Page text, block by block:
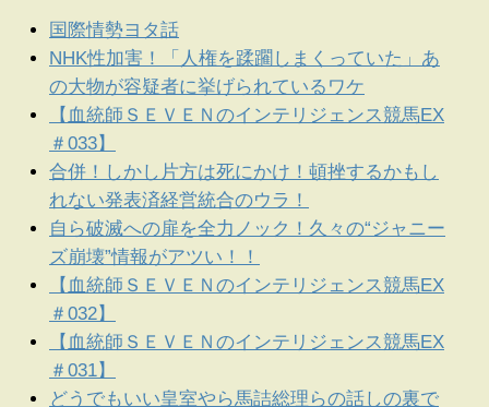
国際情勢ヨタ話
NHK性加害！「人権を蹂躙しまくっていた」あ
の大物が容疑者に挙げられているワケ
【血統師ＳＥＶＥＮのインテリジェンス競馬EX
＃033】
合併！しかし片方は死にかけ！頓挫するかもし
れない発表済経営統合のウラ！
自ら破滅への扉を全力ノック！久々の“ジャニー
ズ崩壊”情報がアツい！！
【血統師ＳＥＶＥＮのインテリジェンス競馬EX
＃032】
【血統師ＳＥＶＥＮのインテリジェンス競馬EX
＃031】
どうでもいい皇室やら馬詰総理らの話しの裏で